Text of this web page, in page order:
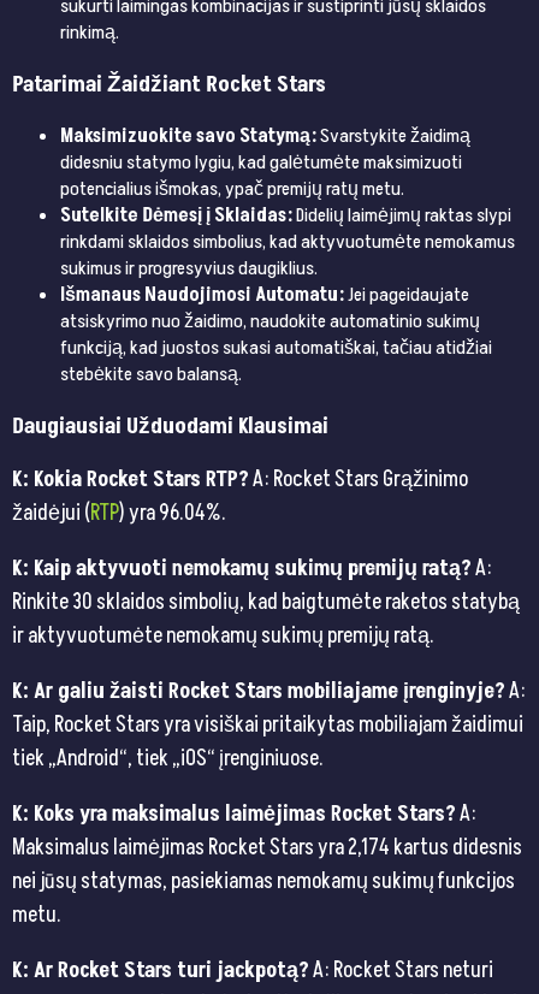
sukurti laimingas kombinacijas ir sustiprinti jūsų sklaidos
rinkimą.
Patarimai Žaidžiant Rocket Stars
Maksimizuokite savo Statymą:Svarstykite žaidimą
didesniu statymo lygiu, kad galėtumėte maksimizuoti
potencialius išmokas, ypač premijų ratų metu.
Sutelkite Dėmesį į Sklaidas:Didelių laimėjimų raktas slypi
rinkdami sklaidos simbolius, kad aktyvuotumėte nemokamus
sukimus ir progresyvius daugiklius.
Išmanaus Naudojimosi Automatu:Jei pageidaujate
atsiskyrimo nuo žaidimo, naudokite automatinio sukimų
funkciją, kad juostos sukasi automatiškai, tačiau atidžiai
stebėkite savo balansą.
Daugiausiai Užduodami Klausimai
K: Kokia Rocket Stars RTP?A: Rocket Stars Grąžinimo
žaidėjui (RTP) yra 96.04%.
K: Kaip aktyvuoti nemokamų sukimų premijų ratą?A:
Rinkite 30 sklaidos simbolių, kad baigtumėte raketos statybą
ir aktyvuotumėte nemokamų sukimų premijų ratą.
K: Ar galiu žaisti Rocket Stars mobiliajame įrenginyje?A:
Taip, Rocket Stars yra visiškai pritaikytas mobiliajam žaidimui
tiek „Android“, tiek „iOS“ įrenginiuose.
K: Koks yra maksimalus laimėjimas Rocket Stars?A:
Maksimalus laimėjimas Rocket Stars yra 2,174 kartus didesnis
nei jūsų statymas, pasiekiamas nemokamų sukimų funkcijos
metu.
K: Ar Rocket Stars turi jackpotą?A: Rocket Stars neturi